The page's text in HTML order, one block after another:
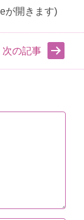
が開きます)
次の記事